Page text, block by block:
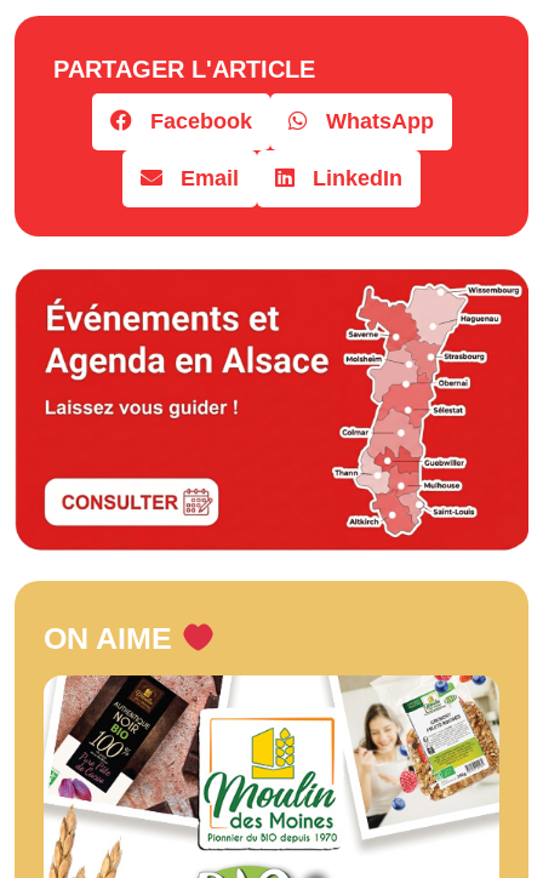
PARTAGER L'ARTICLE
Facebook WhatsApp
Email LinkedIn
ON AIME